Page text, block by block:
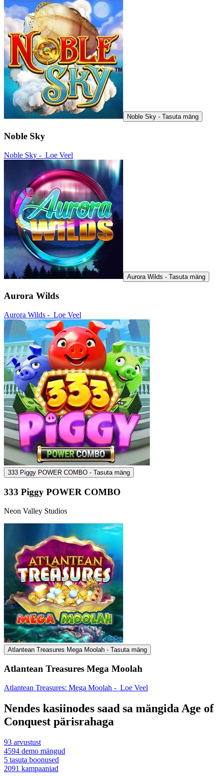
Noble Sky - Tasuta mäng
Noble Sky
Noble Sky - Loe Veel
Aurora Wilds - Tasuta mäng
Aurora Wilds
Aurora Wilds - Loe Veel
333 Piggy POWER COMBO - Tasuta mäng
333 Piggy POWER COMBO
Neon Valley Studios
Atlantean Treasures Mega Moolah - Tasuta mäng
Atlantean Treasures Mega Moolah
Atlantean Treasures: Mega Moolah - Loe Veel
Nendes kasiinodes saad sa mängida Age of
Conquest pärisrahaga
93 arvustust
4594 demo mängud
5 tasuta boonused
2091 kampaaniad